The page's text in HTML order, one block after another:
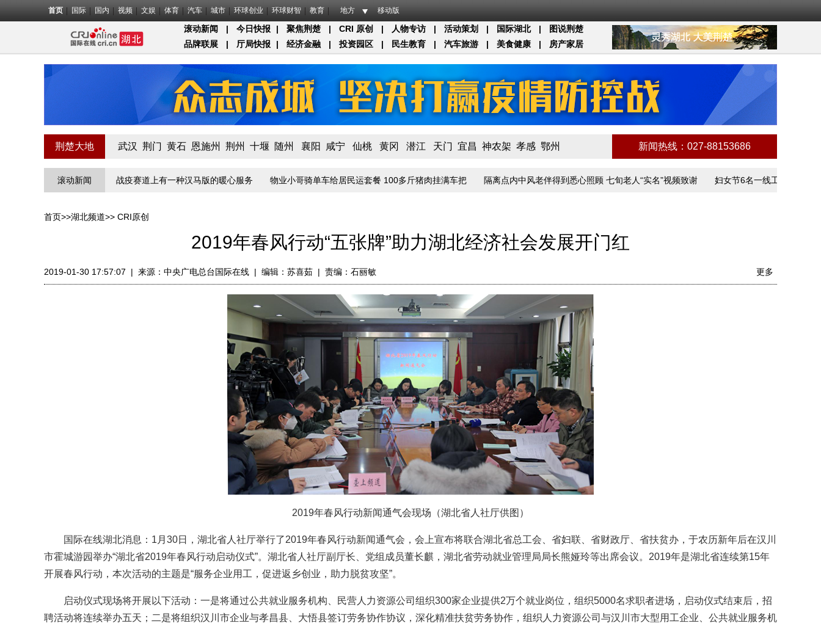
首页 国际 国内 视频 文娱 体育 汽车 城市 环球创业 环球财智 教育 地方 移动版
滚动新闻 | 今日快报 | 聚焦荆楚 | CRI 原创 | 人物专访 | 活动策划 | 国际湖北 |
图说荆楚
品牌联展
| 厅局快报 | 经济金融 | 投资园区 | 民生教育 | 汽车旅游 | 美食健康 | 房产家居
荆楚大地 武汉 荆门 黄石 恩施州 荆州 十堰 随州 襄阳 咸宁 仙桃 黄冈 潜江 天门 宜昌 神农架 孝感 鄂州 新闻热线：027-88153686
滚动新闻
一关的“疫”线守门员 战疫赛道上有一种汉马版的暖心服务 物业小哥骑单车给居民运套餐 100多斤猪肉挂满车把 隔离点内中风老伴得到悉心照顾 七旬老人“实名”视频致谢 妇女节6名一线工作者讲述抗疫
首页>>湖北频道>> CRI原创
2019年春风行动“五张牌”助力湖北经济社会发展开门红
2019-01-30 17:57:07 | 来源： 中央广电总台国际在线 | 编辑：苏喜茹 | 责编：石丽敏 更多
2019年春风行动新闻通气会现场（湖北省人社厅供图）
国际在线湖北消息：1月30日，湖北省人社厅举行了2019年春风行动新闻通气会，会上宣布将联合湖北省总工会、省妇联、省财政厅、省扶贫办，于农历新年后在汉川
市霍城游园举办“湖北省2019年春风行动启动仪式”。湖北省人社厅副厅长、党组成员董长麒，湖北省劳动就业管理局局长熊娅玲等出席会议。2019年是湖北省连续第15年
开展春风行动，本次活动的主题是“服务企业用工，促进返乡创业，助力脱贫攻坚”。
启动仪式现场将开展以下活动：一是将通过公共就业服务机构、民营人力资源公司组织300家企业提供2万个就业岗位，组织5000名求职者进场，启动仪式结束后，招
聘活动将连续举办五天；二是将组织汉川市企业与孝昌县、大悟县签订劳务协作协议，深化精准扶贫劳务协作，组织人力资源公司与汉川市大型用工企业、公共就业服务机